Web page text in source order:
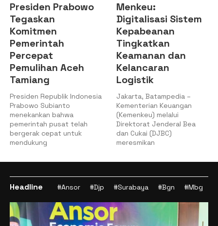
Presiden Prabowo
Tegaskan
Komitmen
Pemerintah
Percepat
Pemulihan Aceh
Tamiang
Presiden Republik Indonesia
Prabowo Subianto
menekankan bahwa
pemerintah pusat telah
bergerak cepat untuk
mendukung
Menkeu:
Digitalisasi Sistem
Kepabeanan
Tingkatkan
Keamanan dan
Kelancaran
Logistik
Jakarta, Batampedia –
Kementerian Keuangan
(Kemenkeu) melalui
Direktorat Jenderal Bea
dan Cukai (DJBC)
meresmikan
Headline #Ansor #Djp #Surabaya #Bgn #Mbg